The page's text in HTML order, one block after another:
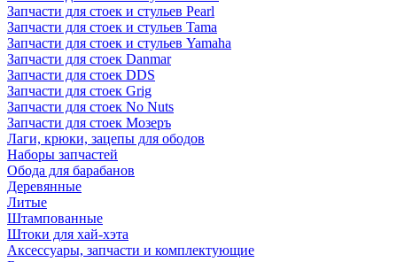
Запчасти для стоек и стульев Pearl
Запчасти для стоек и стульев Tama
Запчасти для стоек и стульев Yamaha
Запчасти для стоек Danmar
Запчасти для стоек DDS
Запчасти для стоек Grig
Запчасти для стоек No Nuts
Запчасти для стоек Мозеръ
Лаги, крюки, зацепы для ободов
Наборы запчастей
Обода для барабанов
Деревянные
Литые
Штампованные
Штоки для хай-хэта
Аксессуары, запчасти и комплектующие